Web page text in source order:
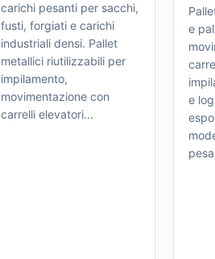
carichi pesanti per sacchi,
fusti, forgiati e carichi
industriali densi. Pallet
metallici riutilizzabili per
impilamento,
movimentazione con
carrelli elevatori...
e
e